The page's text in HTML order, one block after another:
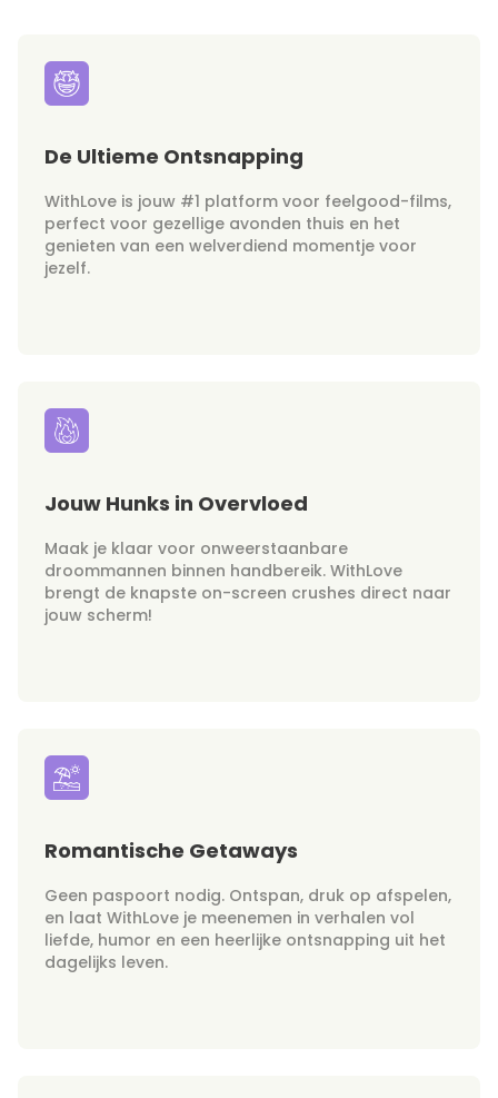
De Ultieme Ontsnapping
WithLove is jouw #1 platform voor feelgood-films,
perfect voor gezellige avonden thuis en het
genieten van een welverdiend momentje voor
jezelf.
Jouw Hunks in Overvloed
Maak je klaar voor onweerstaanbare
droommannen binnen handbereik. WithLove
brengt de knapste on-screen crushes direct naar
jouw scherm!
Romantische Getaways
Geen paspoort nodig. Ontspan, druk op afspelen,
en laat WithLove je meenemen in verhalen vol
liefde, humor en een heerlijke ontsnapping uit het
dagelijks leven.